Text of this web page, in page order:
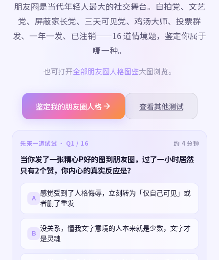
朋友圈是当代年轻人最大的社交舞台。自拍党、文艺
党、屏蔽家长党、三天可见党、鸡汤大师、投票群
发、一年一发、已注销——16 道情境题，鉴定你属于
哪一种。
也可打开全部朋友圈人格图鉴大图浏览。
鉴定我的朋友圈人格 查看其他测试
先来一道试试 · Q1 / 16 约 4 分钟
当你发了一张精心P好的图到朋友圈，过了一小时居然
只有2个赞，你内心的真实反应是？
A
感觉受到了人格侮辱，立刻转为「仅自己可见」或
者删了重发
B
没关系，懂我文字意境的人本来就是少数，文字才
是灵魂